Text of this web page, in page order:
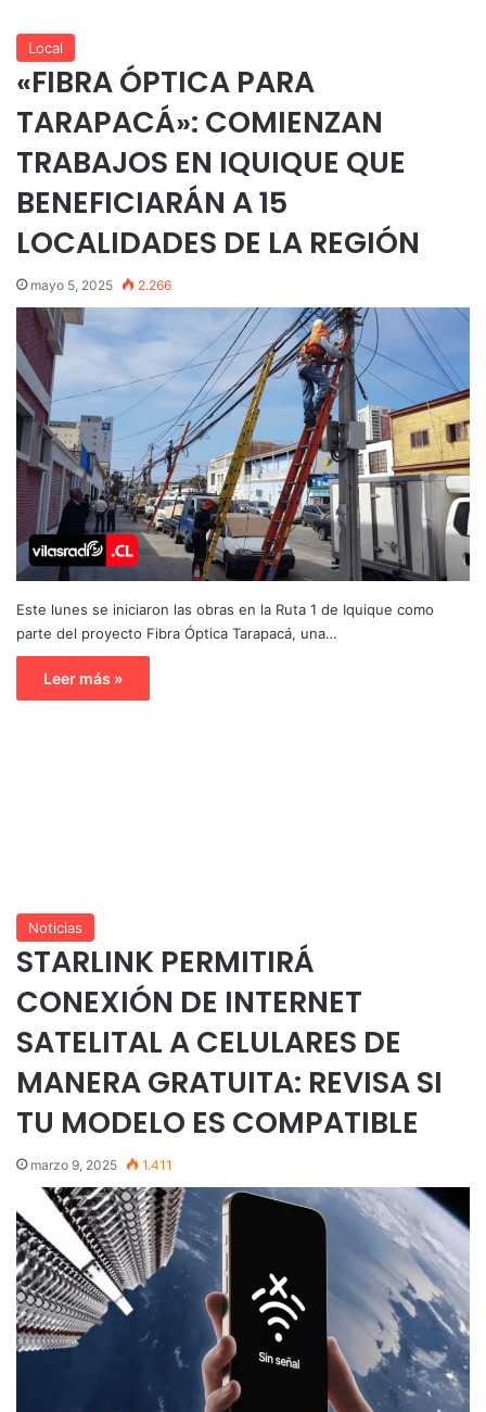
Local
«FIBRA ÓPTICA PARA
TARAPACÁ»: COMIENZAN
TRABAJOS EN IQUIQUE QUE
BENEFICIARÁN A 15
LOCALIDADES DE LA REGIÓN
mayo 5, 2025 2.266
Este lunes se iniciaron las obras en la Ruta 1 de Iquique como
parte del proyecto Fibra Óptica Tarapacá, una…
Leer más »
Noticias
STARLINK PERMITIRÁ
CONEXIÓN DE INTERNET
SATELITAL A CELULARES DE
MANERA GRATUITA: REVISA SI
TU MODELO ES COMPATIBLE
marzo 9, 2025 1.411